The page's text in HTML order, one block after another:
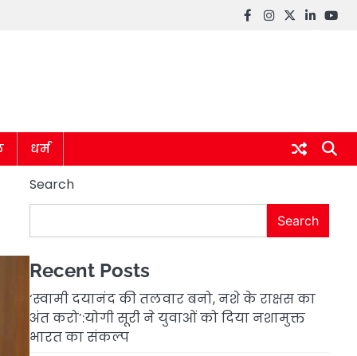
Facebook
instagram
twitter
linkedin
धर्म
Search
Search
Recent Posts
‘स्वामी दयानंद की तलवार बनो, नशे के राक्षस का
अंत करो’:योगी सूरी ने युवाओं को दिया नशामुक्त
भारत का संकल्प